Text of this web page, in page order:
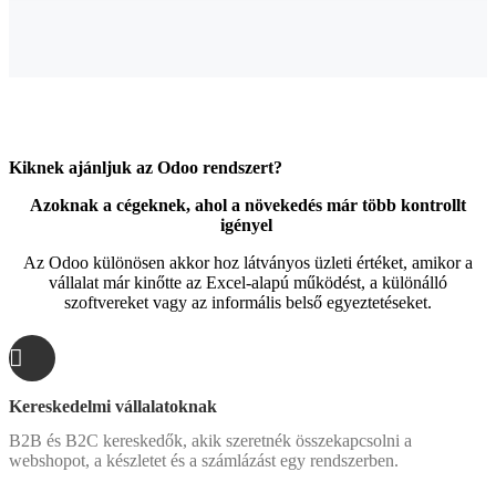
Kiknek ajánljuk az Odoo rendszert?
Azoknak a cégeknek, ahol a növekedés már több kontrollt
igényel
Az Odoo különösen akkor hoz látványos üzleti értéket, amikor a
vállalat már kinőtte az Excel-alapú működést, a különálló
szoftvereket vagy az informális belső egyeztetéseket.
Kereskedelmi vállalatoknak
B2B és B2C kereskedők, akik szeretnék összekapcsolni a
webshopot, a készletet és a számlázást egy rendszerben.